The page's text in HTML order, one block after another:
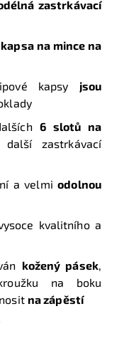
zastrkávací
kapsa na mince na
kapsy jsou
6 slotů na
zastrkávací
a velmiodolnou
kvalitního a
kožený pásek,
na boku
na zápěstí